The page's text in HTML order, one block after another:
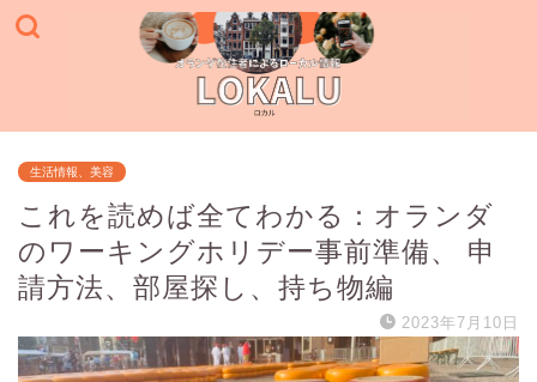
生活情報、美容
これを読めば全てわかる：オランダ
のワーキングホリデー事前準備、 申
請方法、部屋探し、持ち物編
2023年7月10日